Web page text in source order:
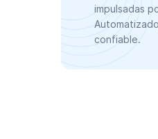
impulsadas
confiable.